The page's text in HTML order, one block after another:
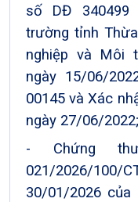
số DĐ 340499
trường tỉnh
nghiệp và Môi
ngày 15/06/
00145 và Xác
ngày 27/06/2022;
- Chứng
021/2026/
30/01/2026 của